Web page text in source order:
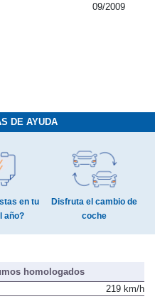
09/2009
DE AYUDA
en tu
año?
Disfruta el cambio de
coche
homologados
219 km/h